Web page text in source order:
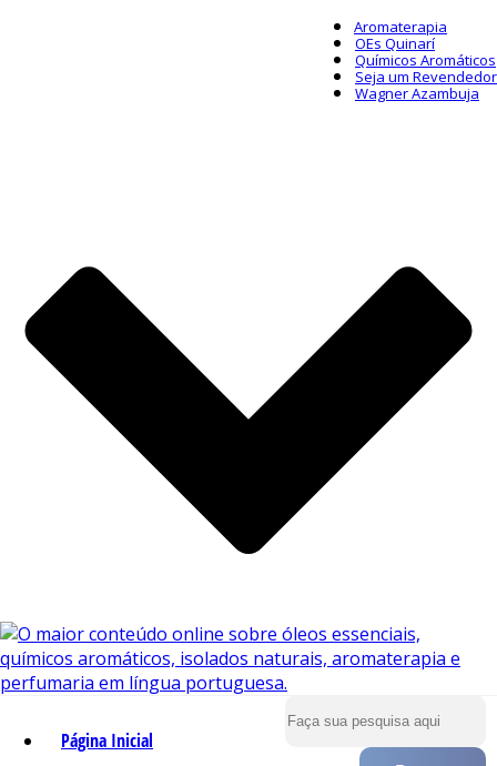
Aromaterapia
OEs Quinarí
Químicos Aromáticos
Seja um Revendedor
Wagner Azambuja
Página Inicial